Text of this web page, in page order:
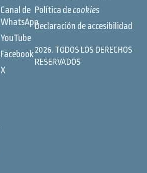
Canal de
WhatsApp
YouTube
Facebook
X
Política decookies
Declaración de accesibilidad
2026. TODOS LOS DERECHOS
RESERVADOS